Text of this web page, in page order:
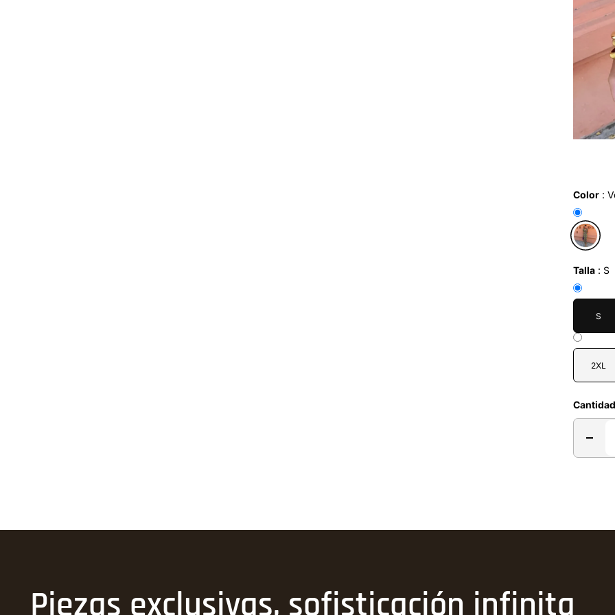
Color :
Talla : S
S
2XL
Cantidad
Piezas exclusivas, sofisticación infinita